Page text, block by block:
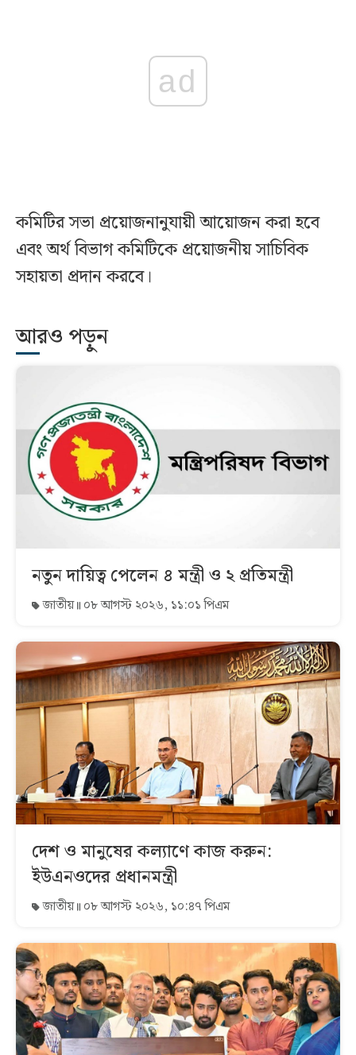
ad
কমিটির সভা প্রয়োজনানুযায়ী আয়োজন করা হবে
এবং অর্থ বিভাগ কমিটিকে প্রয়োজনীয় সাচিবিক
সহায়তা প্রদান করবে।
আরও পড়ুন
নতুন দায়িত্ব পেলেন ৪ মন্ত্রী ও ২ প্রতিমন্ত্রী
জাতীয় ০৮ আগস্ট ২০২৬, ১১:০১ পিএম
দেশ ও মানুষের কল্যাণে কাজ করুন:
ইউএনওদের প্রধানমন্ত্রী
জাতীয় ০৮ আগস্ট ২০২৬, ১০:৪৭ পিএম